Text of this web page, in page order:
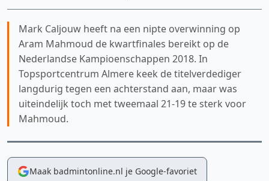
Mark Caljouw heeft na een nipte overwinning op
Aram Mahmoud de kwartfinales bereikt op de
Nederlandse Kampioenschappen 2018. In
Topsportcentrum Almere keek de titelverdediger
langdurig tegen een achterstand aan, maar was
uiteindelijk toch met tweemaal 21-19 te sterk voor
Mahmoud.
Maak badmintonline.nl je Google-favoriet